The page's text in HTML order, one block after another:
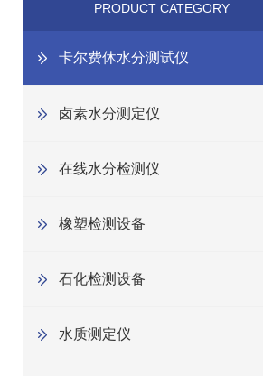
PRODUCT CATEGORY
卡尔费休水分测试仪
卤素水分测定仪
在线水分检测仪
橡塑检测设备
石化检测设备
水质测定仪